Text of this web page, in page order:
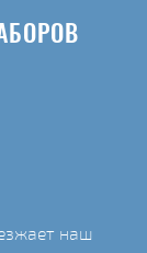
наш